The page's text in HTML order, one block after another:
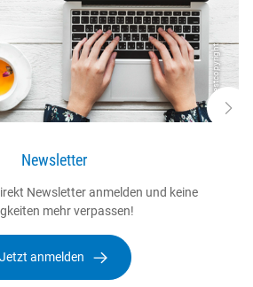
© testcopyright
Newsletter
Newsletter anmelden und keine
mehr verpassen!
Jetzt anmelden